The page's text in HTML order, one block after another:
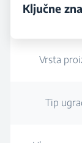
Ključne
Vrsta
Tip